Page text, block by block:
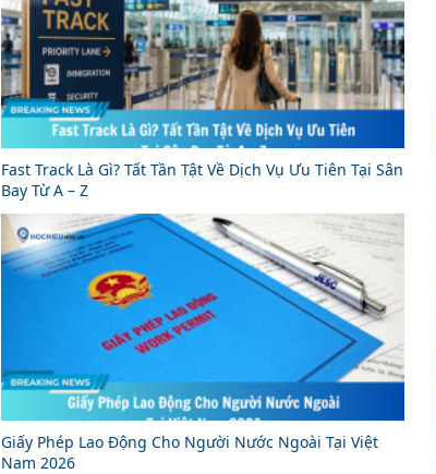
Fast Track Là Gì? Tất Tần Tật Về Dịch Vụ Ưu Tiên Tại Sân
Bay Từ A – Z
Giấy Phép Lao Động Cho Người Nước Ngoài Tại Việt
Nam 2026